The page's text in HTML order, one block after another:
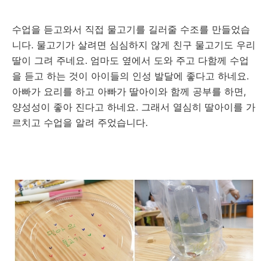
수업을 듣고와서 직접 물고기를 길러줄 수조를 만들었습
니다. 물고기가 살려면 심심하지 않게 친구 물고기도 우리
딸이 그려 주네요. 엄마도 옆에서 도와 주고 다함께 수업
을 듣고 하는 것이 아이들의 인성 발달에 좋다고 하네요.
아빠가 요리를 하고 아빠가 딸아이와 함께 공부를 하면,
양성성이 좋아 진다고 하네요. 그래서 열심히 딸아이를 가
르치고 수업을 알려 주었습니다.